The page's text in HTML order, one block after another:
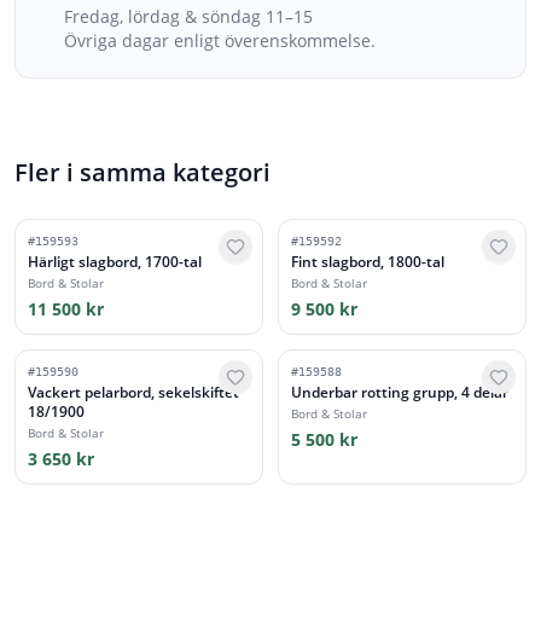
Fredag, lördag & söndag 11–15
Övriga dagar enligt överenskommelse.
Fler i samma kategori
#159593
Härligt slagbord, 1700-tal
Bord & Stolar
11 500 kr
#159592
Fint slagbord, 1800-tal
Bord & Stolar
9 500 kr
#159590
Vackert pelarbord, sekelskiftet
18/1900
Bord & Stolar
3 650 kr
#159588
Underbar rotting grupp, 4 delar
Bord & Stolar
5 500 kr